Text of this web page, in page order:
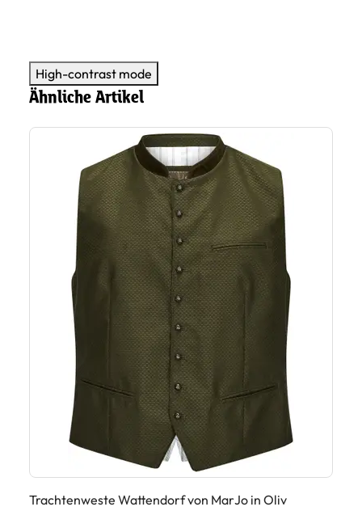
High-contrast mode
Ähnliche Artikel
Trachtenweste Wattendorf von MarJo in Oliv